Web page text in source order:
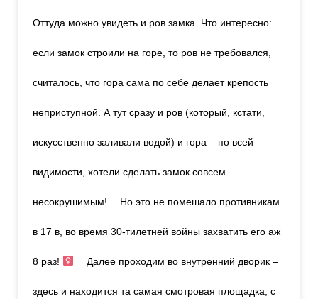
Оттуда можно увидеть и ров замка. Что интересно:
если замок строили на горе, то ров не требовался,
считалось, что гора сама по себе делает крепость
неприступной. А тут сразу и ров (который, кстати,
искусственно заливали водой) и гора – по всей
видимости, хотели сделать замок совсем
несокрушимым! ⠀ Но это не помешало противникам
в 17 в, во время 30-тилетней войны захватить его аж
8 раз! ‍ ⠀ Далее проходим во внутренний дворик –
здесь и находится та самая смотровая площадка, с